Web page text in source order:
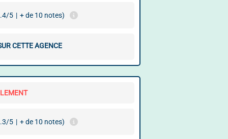
5 | + de 10 notes)
CETTE AGENCE
5 | + de 10 notes)